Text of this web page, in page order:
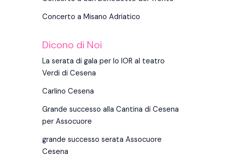
Concerto a Misano Adriatico
Dicono di Noi
La serata di gala per lo IOR al teatro
Verdi di Cesena
Carlino Cesena
Grande successo alla Cantina di Cesena
per Assocuore
grande successo serata Assocuore
Cesena